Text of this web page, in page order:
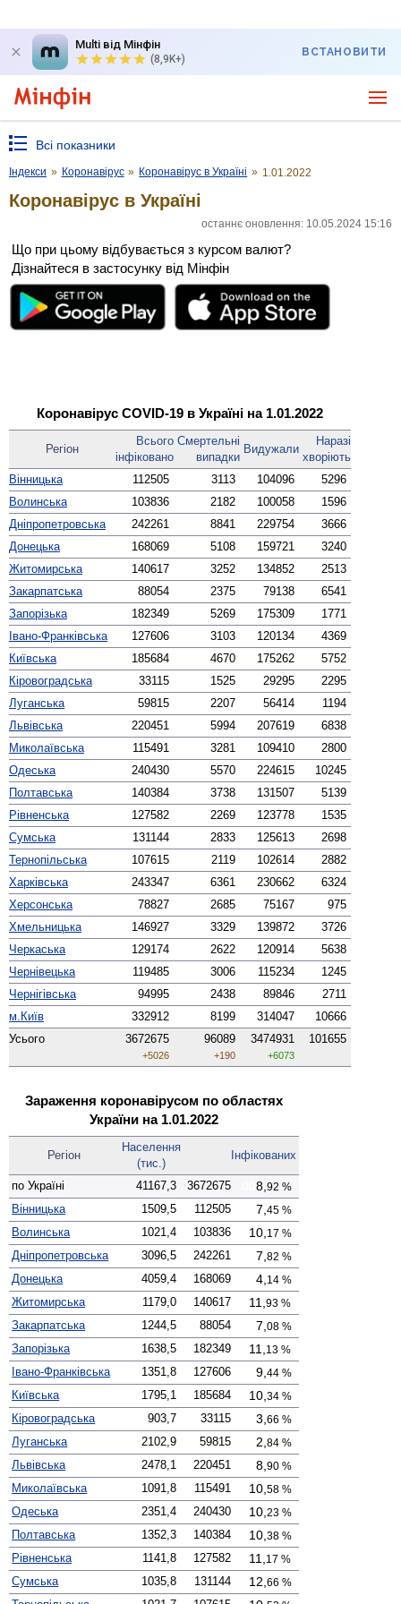
Multi від Мінфін
(8,9K+)
ВСТАНОВИТИ
Всі показники
Індекси » Коронавірус » Коронавірус в Україні » 1.01.2022
Коронавірус в Україні
останнє оновлення: 10.05.2024 15:16
Що при цьому відбувається з курсом валют?
Дізнайтеся в застосунку від Мінфін
Коронавірус COVID-19 в Україні на 1.01.2022
Регіон
Всього
інфі­ковано
Смер­тельні
випадки
Виду­жали
Наразі
хворіють
Вінницька
112505 3113 104096
5296
Волинська
103836 2182 100058
1596
Дніпро­петровська
242261 8841 229754
3666
Донецька
168069 5108 159721
3240
Житомирська
140617 3252 134852
2513
Закарпатська
88054 2375 79138
6541
Запорізька
182349 5269 175309
1771
Івано-Франківська
127606 3103 120134
4369
Київська
185684 4670 175262
5752
Кірово­градська
33115 1525 29295
2295
Луганська
59815 2207 56414
1194
Львівська
220451 5994 207619
6838
Миколаївська
115491 3281 109410
2800
Одеська
240430 5570 224615
10245
Полтавська
140384 3738 131507
5139
Рівненська
127582 2269 123778
1535
Сумська
131144 2833 125613
2698
Тернопільська
107615 2119 102614
2882
Харківська
243347 6361 230662
6324
Херсонська
78827 2685 75167
975
Хмельницька
146927 3329 139872
3726
Черкаська
129174 2622 120914
5638
Чернівецька
119485 3006 115234
1245
Чернігівська
94995 2438 89846
2711
м.Київ
332912 8199 314047
10666
Усього
3672675
+5026
96089
+190
3474931
+6073
101655
Зараження коронавірусом по областях
України на 1.01.2022
Регіон
Населення
(тис.)
Інфіко­ваних
по Україні 41167,3 3672675 8, 92 %
Вінницька 1509,5 112505 7, 45 %
Волинська 1021,4 103836 10, 17 %
Дніпро­петровська 3096,5 242261 7, 82 %
Донецька 4059,4 168069 4, 14 %
Житомирська 1179,0 140617 11,93 %
Закарпатська 1244,5 88054 7, 08 %
Запорізька 1638,5 182349 11, 13 %
Івано-Франківська 1351,8 127606 9, 44 %
Київська 1795,1 185684 10, 34 %
Кірово­градська 903,7 33115 3, 66 %
Луганська 2102,9 59815 2, 84 %
Львівська 2478,1 220451 8, 90 %
Миколаївська 1091,8 115491 10, 58 %
Одеська 2351,4 240430 10, 23 %
Полтавська 1352,3 140384 10, 38 %
Рівненська 1141,8 127582 11, 17 %
Сумська 1035,8 131144 12, 66 %